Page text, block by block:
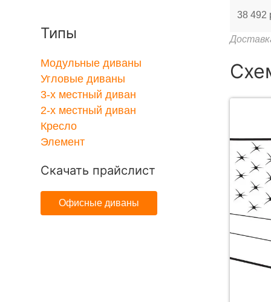
Типы
Модульные диваны
Угловые диваны
3-x местный диван
2-x местный диван
Кресло
Элемент
Скачать прайслист
Офисные диваны
38 492